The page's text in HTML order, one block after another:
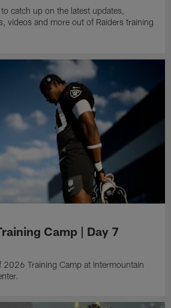
catch up on the latest updates,
videos and more out of Raiders training
Camp | Day 7
2026 Training Camp at Intermountain